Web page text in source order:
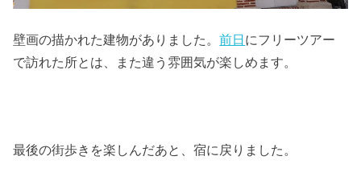
壁画の描かれた建物がありました。前日 にフリーツアー
で訪れた所とは、また違う雰囲気が楽しめます。
最後の街歩きを楽しんだあと、宿に戻りました。